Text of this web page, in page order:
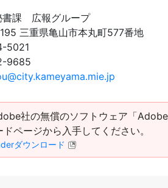
課 広報グループ
三重県亀山市本丸町577番地
5021
9685
社の無償のソフトウェア「
ページから入手してください。
ダウンロード